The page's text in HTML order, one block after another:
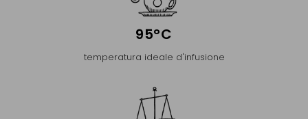
95°C
temperatura ideale d'infusione